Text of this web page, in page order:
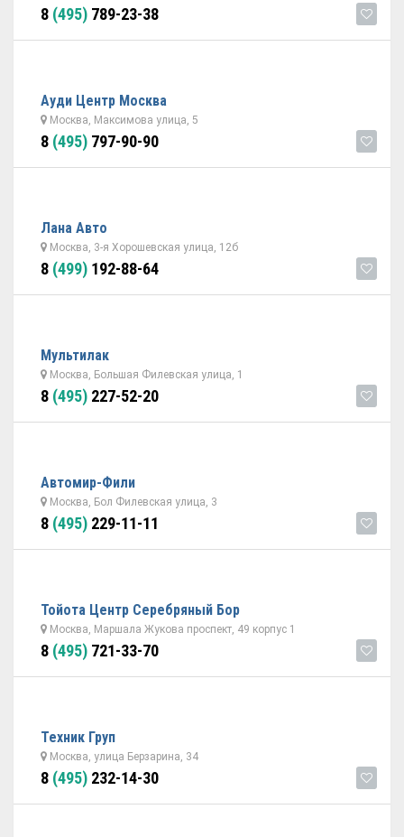
8 (495) 789-23-38
Ауди Центр Москва
Москва, Максимова улица, 5
8 (495) 797-90-90
Лана Авто
Москва, 3-я Хорошевская улица, 12б
8 (499) 192-88-64
Мультилак
Москва, Большая Филевская улица, 1
8 (495) 227-52-20
Автомир-Фили
Москва, Бол Филевская улица, 3
8 (495) 229-11-11
Тойота Центр Серебряный Бор
Москва, Маршала Жукова проспект, 49 корпус 1
8 (495) 721-33-70
Техник Груп
Москва, улица Берзарина, 34
8 (495) 232-14-30